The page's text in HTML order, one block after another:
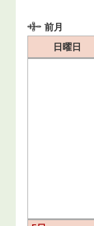
前月
日曜日